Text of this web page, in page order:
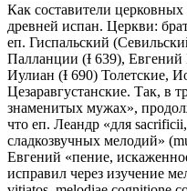
Как составители
древней испан. Церкви:
еп. Гиспальский
Палланции (Ɨ 639), Евгений
Иулиан (Ɨ 690) Толетские,
Цезаравгустанские. Так, в
знаменитых мужах»,
что еп. Леандр «для
сладкозвучных мелодий»
Евгений «пение,
исправил через изучение